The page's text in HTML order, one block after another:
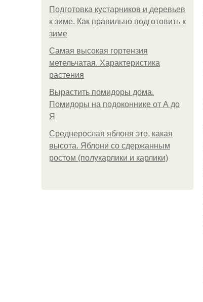
Подготовка кустарников и деревьев
к зиме. Как правильно подготовить к
зиме
Самая высокая гортензия
метельчатая. Характеристика
растения
Вырастить помидоры дома.
Помидоры на подоконнике от А до
Я
Среднерослая яблоня это, какая
высота. Яблони со сдержанным
ростом (полукарлики и карлики)